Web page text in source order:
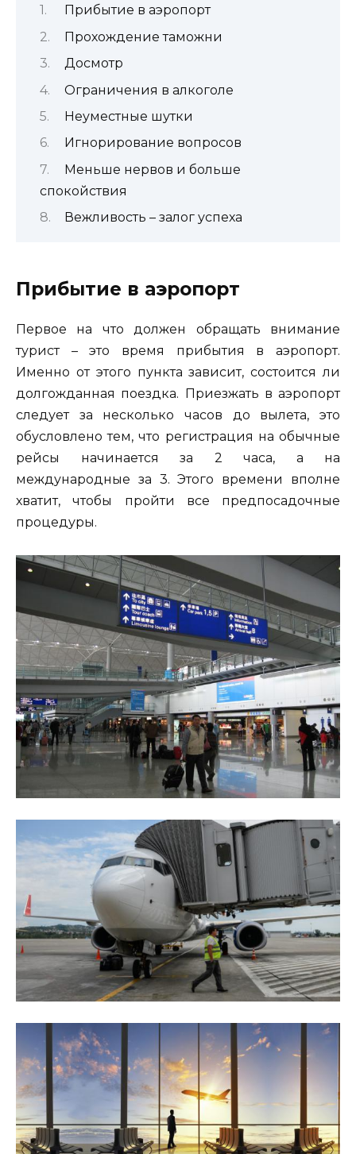
Прибытие в аэропорт
Прохождение таможни
Досмотр
Ограничения в алкоголе
Неуместные шутки
Игнорирование вопросов
Меньше нервов и больше
спокойствия
Вежливость – залог успеха
Прибытие в аэропорт
Первое на что должен обращать внимание
турист – это время прибытия в аэропорт.
Именно от этого пункта зависит, состоится ли
долгожданная поездка. Приезжать в аэропорт
следует за несколько часов до вылета, это
обусловлено тем, что регистрация на обычные
рейсы начинается за 2 часа, а на
международные за 3. Этого времени вполне
хватит, чтобы пройти все предпосадочные
процедуры.